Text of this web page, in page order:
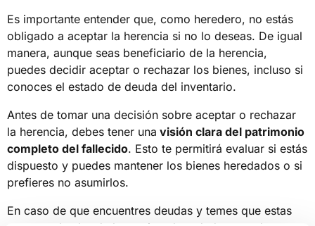
Es importante entender que, como heredero, no estás
obligado a aceptar la herencia si no lo deseas. De igual
manera, aunque seas beneficiario de la herencia,
puedes decidir aceptar o rechazar los bienes, incluso si
conoces el estado de deuda del inventario.
Antes de tomar una decisión sobre aceptar o rechazar
la herencia, debes tener una visión clara del patrimonio
completo del fallecido. Esto te permitirá evaluar si estás
dispuesto y puedes mantener los bienes heredados o si
prefieres no asumirlos.
En caso de que encuentres deudas y temes que estas